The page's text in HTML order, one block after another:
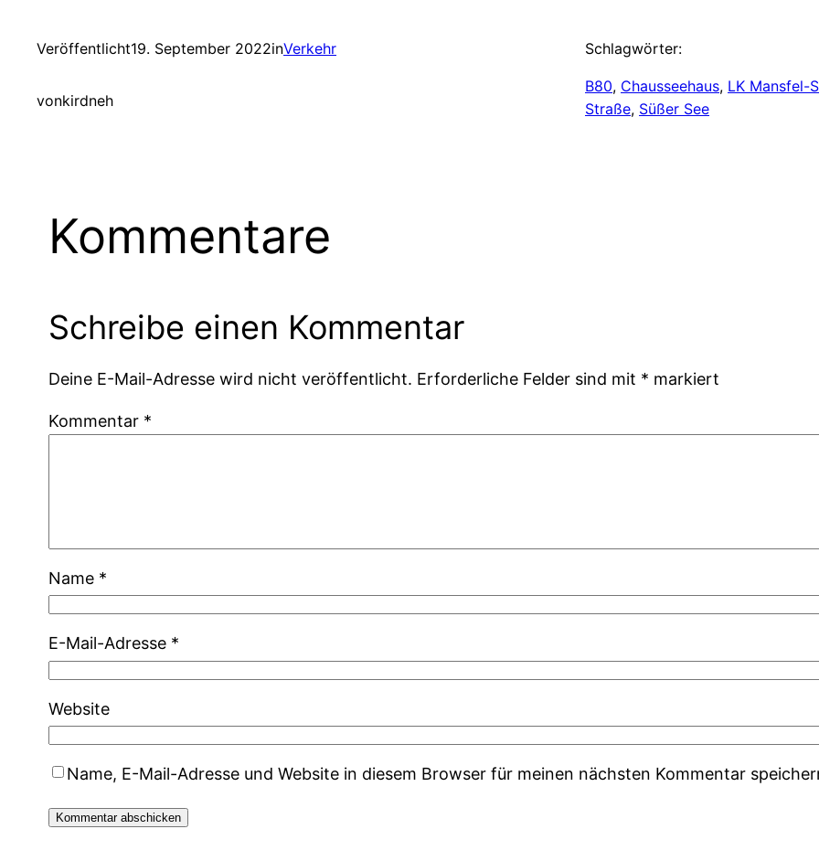
Veröffentlicht19. September 2022inVerkehr
vonkirdneh
Schlagwörter:
B80, Chausseehaus, LK Mansfel-
Straße, Süßer See
Kommentare
Schreibe einen Kommentar
Deine E-Mail-Adresse wird nicht veröffentlicht. Erforderliche Felder sind mit * markiert
Kommentar *
Name *
E-Mail-Adresse *
Website
Name, E-Mail-Adresse und Website in diesem Browser für meinen nächsten Kommentar